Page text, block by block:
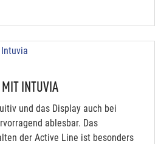
INTUVIA
und das Display auch bei
ablesbar. Das
der Active Line ist besonders